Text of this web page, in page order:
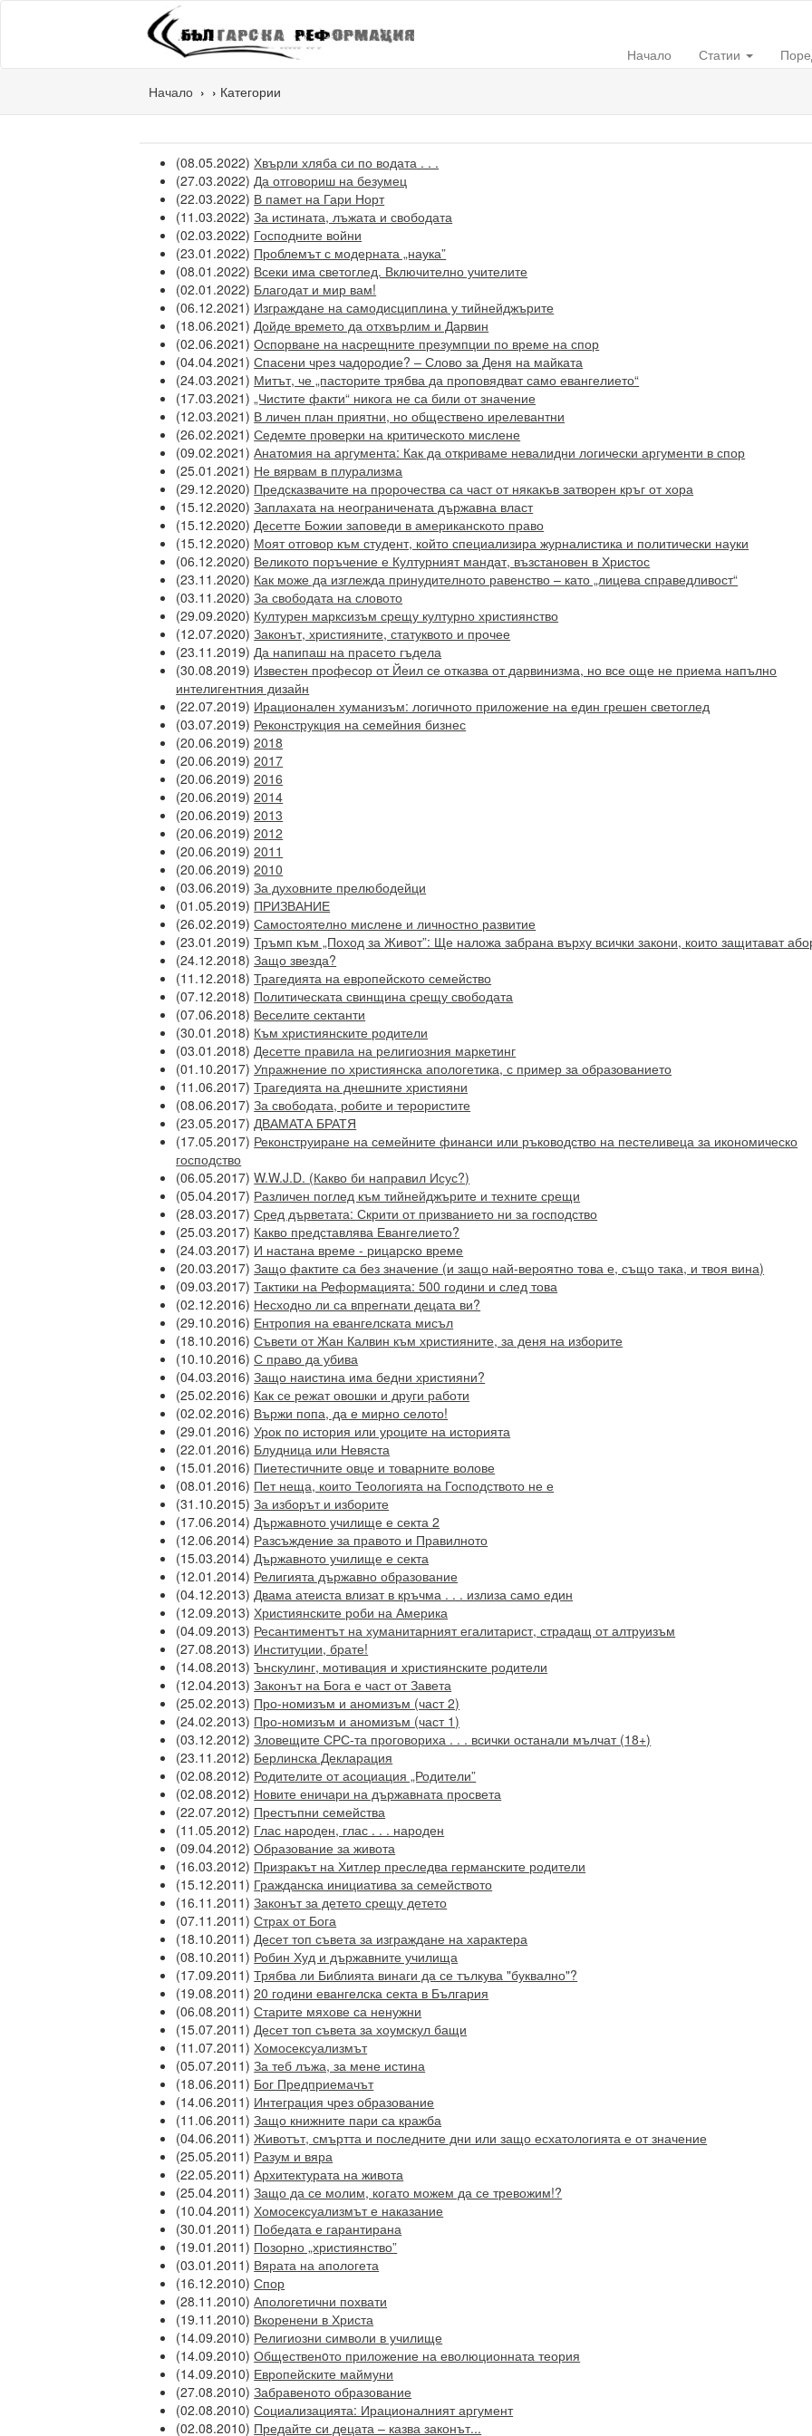
Начало Статии
Начало Категории
(08.05.2022)Хвърли хляба си по водата . . .
(27.03.2022)Да отговориш на безумец
(22.03.2022) В памет на Гари Норт
(11.03.2022)За истината, лъжата и свободата
(02.03.2022) Господните войни
(23.01.2022) Проблемът с модерната „наука”
(08.01.2022) Всеки има светоглед. Включително учителите
(02.01.2022) Благодат и мир вам!
(06.12.2021) Изграждане на самодисциплина у тийнейджърите
(18.06.2021)Дойде времето да отхвърлим и Дарвин
(02.06.2021)Оспорване на насрещните презумпции по време на спор
(04.04.2021)Спасени чрез чадородие? – Слово за Деня на майката
(24.03.2021) Митът, че „пасторите трябва да проповядват само евангелието“
(17.03.2021)„Чистите факти“ никога не са били от значение
(12.03.2021) В личен план приятни, но обществено ирелевантни
(26.02.2021)Седемте проверки на критическото мислене
(09.02.2021)Анатомия на аргумента: Как да откриваме невалидни логически аргументи в спор
(25.01.2021) Не вярвам в плурализма
(29.12.2020) Предсказвачите на пророчества са част от някакъв затворен кръг от хора
(15.12.2020)Заплахата на неограничената държавна власт
(15.12.2020)Десетте Божии заповеди в американското право
(15.12.2020) Моят отговор към студент, който специализира журналистика и политически науки
(06.12.2020) Великото поръчение е Културният мандат, възстановен в Христос
(23.11.2020) Как може да изглежда принудителното равенство – като „лицева справедливост“
(03.11.2020)За свободата на словото
(29.09.2020) Културен марксизъм срещу културно християнство
(12.07.2020)Законът, християните, статуквото и прочее
(23.11.2019)Да напипаш на прасето гъдела
(30.08.2019) Известен професор от Йеил се отказва от дарвинизма, но все още не приема напълно
интелигентния дизайн
(22.07.2019) Ирационален хуманизъм: логичното приложение на един грешен светоглед
(03.07.2019) Реконструкция на семейния бизнес
(20.06.2019)2018
(20.06.2019)2017
(20.06.2019)2016
(20.06.2019)2014
(20.06.2019)2013
(20.06.2019)2012
(20.06.2019)2011
(20.06.2019)2010
(03.06.2019)За духовните прелюбодейци
(01.05.2019) ПРИЗВАНИЕ
(26.02.2019)Самостоятелно мислене и личностно развитие
(23.01.2019)Тръмп към „Поход за Живот”: Ще наложа забрана върху всички закони, които защитават
(24.12.2018)Защо звезда?
(11.12.2018)Трагедията на европейското семейство
(07.12.2018) Политическата свинщина срещу свободата
(07.06.2018) Веселите сектанти
(30.01.2018) Към християнските родители
(03.01.2018)Десетте правила на религиозния маркетинг
(01.10.2017)Упражнение по християнска апологетика, с пример за образованието
(11.06.2017)Трагедията на днешните християни
(08.06.2017)За свободата, робите и терористите
(23.05.2017)ДВАМАТА БРАТЯ
(17.05.2017) Реконструиране на семейните финанси или ръководство на пестеливеца за икономическо
господство
(06.05.2017)W.W.J.D. (Какво би направил Исус?)
(05.04.2017) Различен поглед към тийнейджърите и техните срещи
(28.03.2017)Сред дърветата: Скрити от призванието ни за господство
(25.03.2017) Какво представлява Евангелието?
(24.03.2017) И настана време - рицарско време
(20.03.2017)Защо фактите са без значение (и защо най-вероятно това е, също така, и твоя вина)
(09.03.2017)Тактики на Реформацията: 500 години и след това
(02.12.2016) Несходно ли са впрегнати децата ви?
(29.10.2016) Ентропия на евангелската мисъл
(18.10.2016)Съвети от Жан Калвин към християните, за деня на изборите
(10.10.2016)С право да убива
(04.03.2016)Защо наистина има бедни християни?
(25.02.2016) Как се режат овошки и други работи
(02.02.2016) Вържи попа, да е мирно селото!
(29.01.2016)Урок по история или уроците на историята
(22.01.2016) Блудница или Невяста
(15.01.2016) Пиетестичните овце и товарните волове
(08.01.2016) Пет неща, които Теологията на Господството не е
(31.10.2015)За изборът и изборите
(17.06.2014)Държавното училище е секта 2
(12.06.2014) Разсъждение за правото и Правилното
(15.03.2014)Държавното училище е секта
(12.01.2014) Религията държавно образование
(04.12.2013)Двама атеиста влизат в кръчма . . . излиза само един
(12.09.2013)Християнските роби на Америка
(04.09.2013) Ресантиментът на хуманитарният егалитарист, страдащ от алтруизъм
(27.08.2013) Институции, брате!
(14.08.2013)Ънскулинг, мотивация и християнските родители
(12.04.2013)Законът на Бога е част от Завета
(25.02.2013) Про-номизъм и аномизъм (част 2)
(24.02.2013) Про-номизъм и аномизъм (част 1)
(03.12.2012)Зловещите СРС-та проговориха . . . всички останали мълчат (18+)
(23.11.2012) Берлинска Декларация
(02.08.2012) Родителите от асоциация „Родители”
(02.08.2012) Новите еничари на държавната просвета
(22.07.2012) Престъпни семейства
(11.05.2012) Глас народен, глас . . . народен
(09.04.2012)Образование за живота
(16.03.2012) Призракът на Хитлер преследва германските родители
(15.12.2011) Гражданска инициатива за семейството
(16.11.2011)Законът за детето срещу детето
(07.11.2011)Страх от Бога
(18.10.2011)Десет топ съвета за изграждане на характера
(08.10.2011) Робин Худ и държавните училища
(17.09.2011)Трябва ли Библията винаги да се тълкува "буквално"?
(19.08.2011)20 години евангелска секта в България
(06.08.2011)Старите мяхове са ненужни
(15.07.2011)Десет топ съвета за хоумскул бащи
(11.07.2011)Хомосексуализмът
(05.07.2011)За теб лъжа, за мене истина
(18.06.2011) Бог Предприемачът
(14.06.2011) Интеграция чрез образование
(11.06.2011)Защо книжните пари са кражба
(04.06.2011)Животът, смъртта и последните дни или защо есхатологията е от значение
(25.05.2011) Разум и вяра
(22.05.2011)Архитектурата на живота
(25.04.2011)Защо да се молим, когато можем да се тревожим!?
(10.04.2011)Хомосексуализмът е наказание
(30.01.2011) Победата е гарантирана
(19.01.2011) Позорно „християнство”
(03.01.2011) Вярата на апологета
(16.12.2010)Спор
(28.11.2010)Апологетични похвати
(19.11.2010) Вкоренени в Христа
(14.09.2010) Религиозни символи в училище
(14.09.2010)Общественoто приложение на еволюционната теория
(14.09.2010) Европейските маймуни
(27.08.2010)Забравеното образование
(02.08.2010)Социализацията: Ирационалният аргумент
(02.08.2010) Предайте си децата – казва законът...